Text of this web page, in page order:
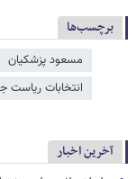
برچسب‌ها
مسعود پزشکیان
انتخابات ریاست
آخرین اخبار